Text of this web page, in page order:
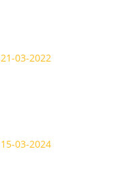
21-03-2022
15-03-2024